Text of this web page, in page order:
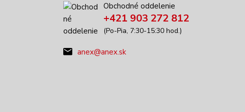
Obchodné oddelenie
+421 903 272 812
(Po-Pia, 7:30-15:30 hod.)
anex@anex.sk